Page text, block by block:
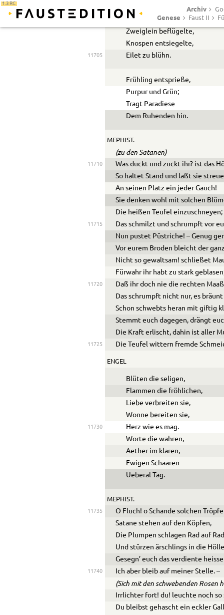
1.3 RC
Archiv
Genese Faust II
Flatternde, schwebende,
Heimlich belebende,
Zweiglein beflügelte,
Knospen entsiegelte,
11705 Eilet zu blühn.
Frühling entsprieße,
Purpur und Grün;
Tragt Paradiese
Dem Ruhenden hin.
MEPHIST.
(zu den Satanen)
11710
Was duckt und zuckt ihr? ist das
So haltet Stand und laßt sie
An seinen Platz ein jeder Gauch!
Sie denken wohl mit solchen
Die heißen Teufel einzuschneyen;
11715
Das schmilzt und schrumpft vor
Nun pustet Püstriche! – Genug
Vor eurem Broden bleicht der
Nicht so gewaltsam! schließet
Fürwahr ihr habt zu stark
11720
Daß ihr doch nie die rechten
Das schrumpft nicht nur, es
Schon schwebts heran mit giftig
Stemmt euch dagegen, drängt
Die Kraft erlischt, dahin ist aller
11725 Die Teufel wittern fremde
ENGEL
Blüten die seligen,
Flammen die fröhlichen,
Liebe verbreiten sie,
Wonne bereiten sie,
11730
Herz wie es mag.
Worte die wahren,
Aether im klaren,
Ewigen Schaaren
Ueberal Tag.
MEPHIST.
11735
O Fluch! o Schande solchen
Satane stehen auf den Köpfen,
Die Plumpen schlagen Rad auf
Und stürzen ärschlings in die
Gesegn’ euch das verdiente
11740 Ich aber bleib auf meiner Stelle. –
(Sich mit den schwebenden Rosen
Irrlichter fort! du! leuchte noch so
Du bleibst gehascht ein eckler